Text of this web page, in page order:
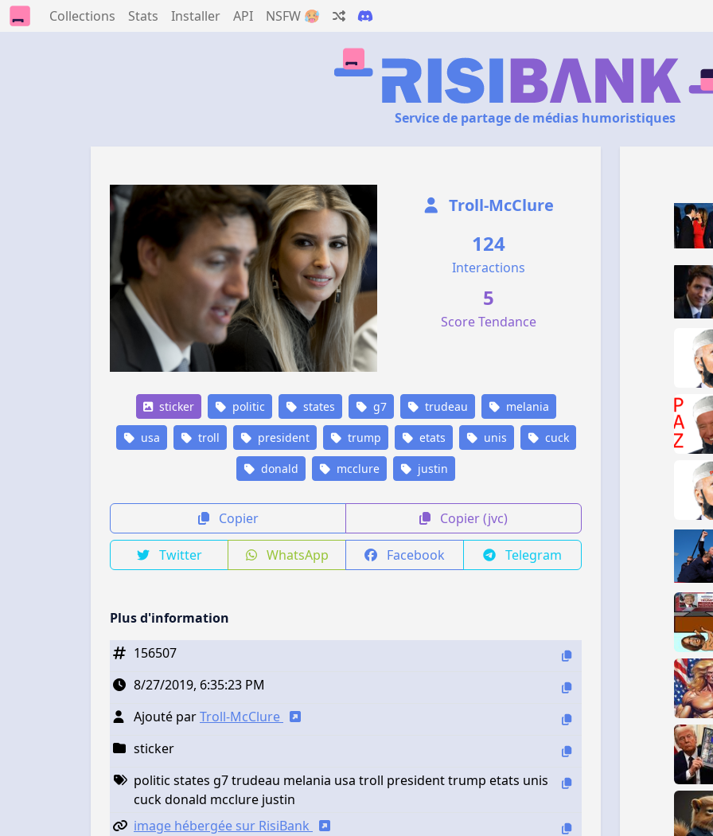
Collections Stats Installer API NSFW 🥵
Service de partage de médias humoristiques
Troll-McClure
124
Interactions
5
Score Tendance
sticker politic states g7 trudeau melania
usa troll president trump etats unis cuck
donald mcclure justin
Copier Copier (jvc)
Twitter WhatsApp Facebook Telegram
Plus d'information
156507
8/27/2019, 6:35:23 PM
Ajouté parTroll-McClure
sticker
politic states g7 trudeau melania usa troll president trump etats unis
cuck donald mcclure justin
image hébergée sur RisiBank